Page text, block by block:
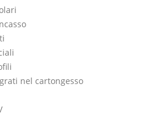
nel cartongesso